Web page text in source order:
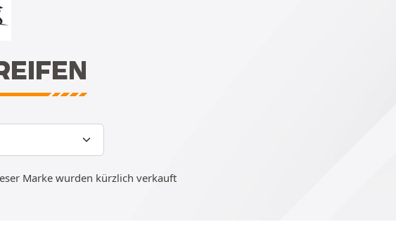
Marke wurden kürzlich verkauft